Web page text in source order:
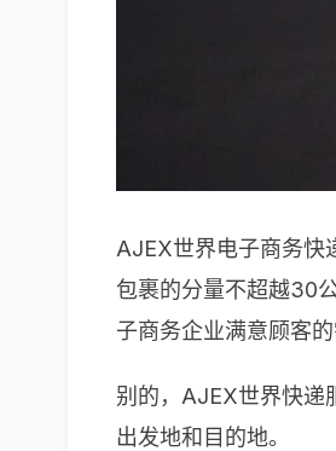
AJEX世界电子商务快
包裹的分量不超越30
子商务企业满意顾客的
别的，AJEX世界快递
出发地和目的地。